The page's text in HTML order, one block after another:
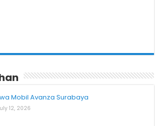
Mobil Avanza Surabaya
12, 2026